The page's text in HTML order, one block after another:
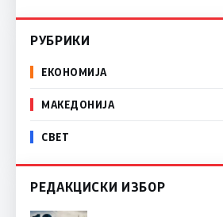
РУБРИКИ
ЕКОНОМИЈА
МАКЕДОНИЈА
СВЕТ
РЕДАКЦИСКИ ИЗБОР